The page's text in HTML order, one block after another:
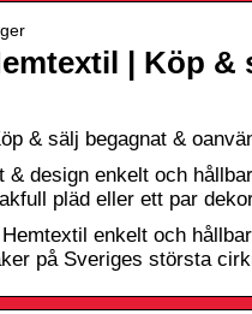
| Köp
& sälj begagnat &
& design enkelt och
pläd eller ett par
enkelt och
på Sveriges största